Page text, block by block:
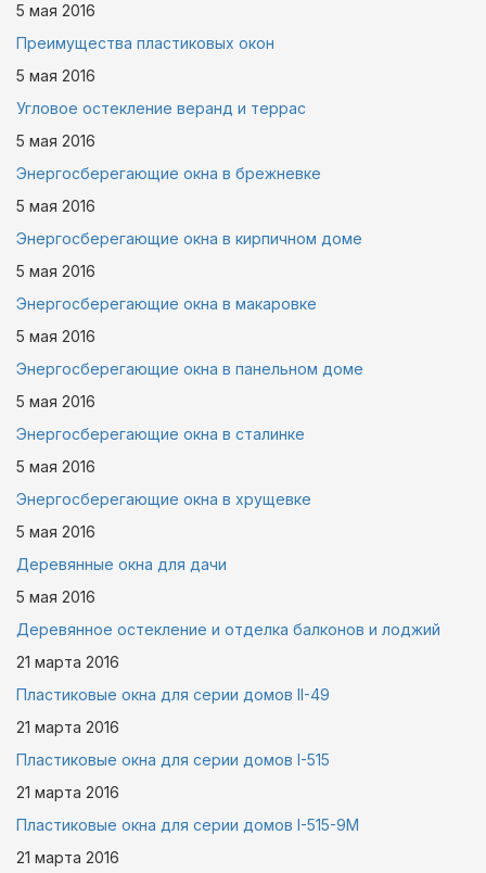
5 мая 2016
Преимущества пластиковых окон
5 мая 2016
Угловое остекление веранд и террас
5 мая 2016
Энергосберегающие окна в брежневке
5 мая 2016
Энергосберегающие окна в кирпичном доме
5 мая 2016
Энергосберегающие окна в макаровке
5 мая 2016
Энергосберегающие окна в панельном доме
5 мая 2016
Энергосберегающие окна в сталинке
5 мая 2016
Энергосберегающие окна в хрущевке
5 мая 2016
Деревянные окна для дачи
5 мая 2016
Деревянное остекление и отделка балконов и лоджий
21 марта 2016
Пластиковые окна для серии домов II-49
21 марта 2016
Пластиковые окна для серии домов I-515
21 марта 2016
Пластиковые окна для серии домов I-515-9М
21 марта 2016